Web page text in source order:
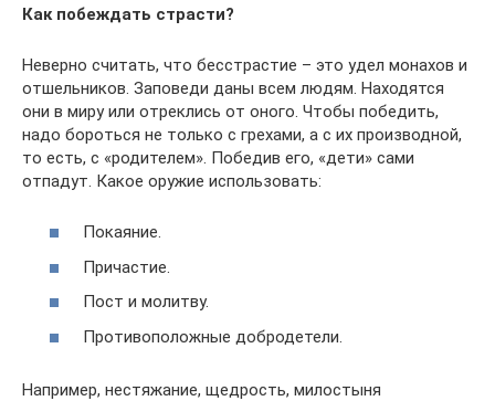
Как побеждать страсти?
Неверно считать, что бесстрастие – это удел монахов и
отшельников. Заповеди даны всем людям. Находятся
они в миру или отреклись от оного. Чтобы победить,
надо бороться не только с грехами, а с их производной,
то есть, с «родителем». Победив его, «дети» сами
отпадут. Какое оружие использовать:
Покаяние.
Причастие.
Пост и молитву.
Противоположные добродетели.
Например, нестяжание, щедрость, милостыня